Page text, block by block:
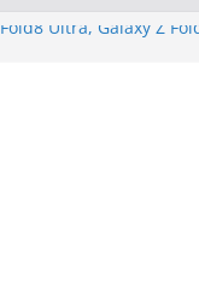
Ultra, Galaxy Z